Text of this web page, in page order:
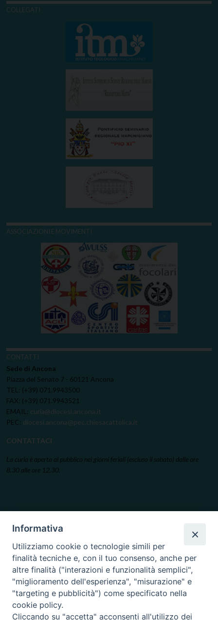
COLLEGATI
ASSOCIAZIONI E MOVIMENTI
CONTATTI
Sede di Ancona
Piazza del Senato 7 - 60121 Ancona
TEL: (+39) 071.9943500
FAX: (+39) 071.9943521
EMAIL: curia@diocesi.ancona.it
PEC: diocesi.ancona@pec.chiesacattolica.it
CONTATTACI
La curia è aperta al pubblico nei giorni feriali (escluso il sabato) dalle ore
8.30 alle ore 12.30.
Informativa
Utilizziamo cookie o tecnologie simili per
finalità tecniche e, con il tuo consenso, anche per
altre finalità ("interazioni e funzionalità semplici",
"miglioramento dell'esperienza", "misurazione" e
"targeting e pubblicità") come specificato nella
cookie policy.
Cliccando su "accetta" acconsenti all'utilizzo dei